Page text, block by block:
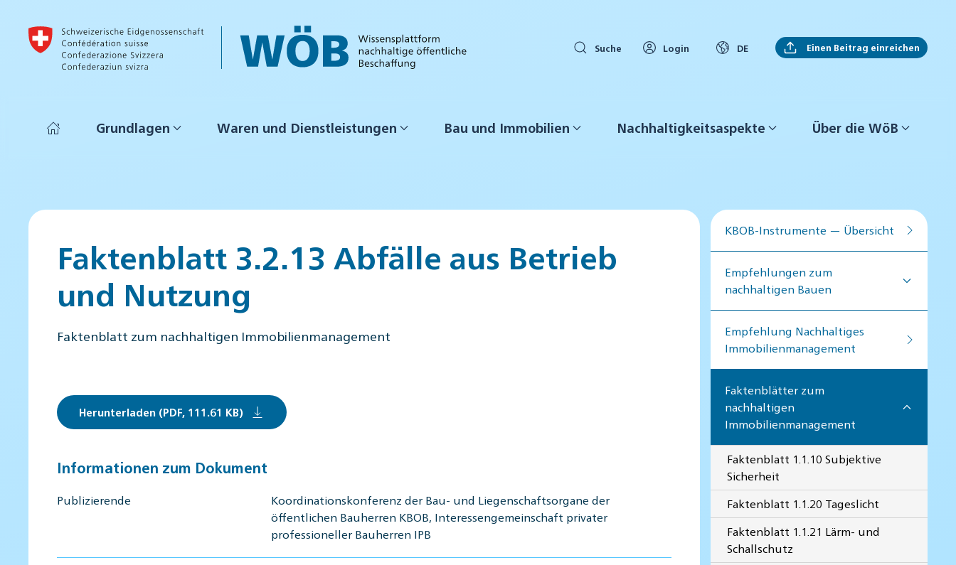
Skip to main content
Suche Login DE Einen Beitrag einreichen
Grundlagen Waren und Dienstleistungen Bau und Immobilien Nachhaltigkeitsaspekte Über die WöB
Faktenblatt 3.2.13 Abfälle aus Betrieb
und Nutzung
Faktenblatt zum nachhaltigen Immobilienmanagement
Herunterladen (PDF, 111.61 KB)
Informationen zum Dokument
Publizierende
Koordinationskonferenz der Bau- und Liegenschaftsorgane der
öffentlichen Bauherren KBOB, Interessengemeinschaft privater
professioneller Bauherren IPB
KBOB-Instrumente — Übersicht
Empfehlungen zum
nachhaltigen Bauen
Empfehlung Nachhaltiges
Immobilienmanagement
Faktenblätter zum
nachhaltigen
Immobilienmanagement
Faktenblatt 1.1.10 Subjektive
Sicherheit
Faktenblatt 1.1.20 Tageslicht
Faktenblatt 1.1.21 Lärm- und
Schallschutz